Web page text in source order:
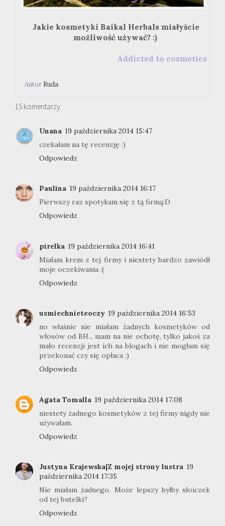
Jakie kosmetyki Baikal Herbals miałyście
możliwość używać? :)
Addicted to cosmetics
Autor Ruda
15 komentarzy:
Unana 19 października 2014 15:47
czekałam na tę recenzję :)
Odpowiedz
Paulina 19 października 2014 16:17
Pierwszy raz spotykam się z tą firmą:D
Odpowiedz
pirelka 19 października 2014 16:41
Miałam krem z tej firmy i niestety bardzo zawiódł
moje oczekiwania :(
Odpowiedz
usmiechnieteoczy 19 października 2014 16:53
no właśnie nie miałam żadnych kosmetyków od
włosów od BH... mam na nie ochotę, tylko jakoś za
mało recenzji jest ich na blogach i nie mogłam się
przekonać czy się opłaca ;)
Odpowiedz
Agata Tomalla 19 października 2014 17:08
niestety żadnego kosmetyków z tej firmy nigdy nie
używałam.
Odpowiedz
Justyna Krajewska|Z mojej strony lustra 19
października 2014 17:35
Nie miałam żadnego. Może lepszy byłby słoiczek
od tej butelki?
Odpowiedz